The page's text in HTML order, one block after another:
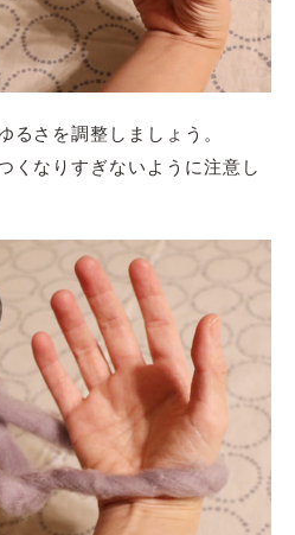
さを調整しましょう。
くなりすぎないように注意し